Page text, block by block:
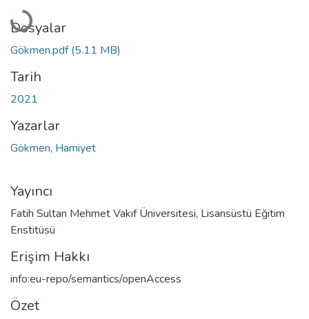
Yükleniyor...
Dosyalar
Gökmen.pdf(5.11 MB)
Tarih
2021
Yazarlar
Gökmen, Hamiyet
Yayıncı
Fatih Sultan Mehmet Vakıf Üniversitesi, Lisansüstü Eğitim
Enstitüsü
Erişim Hakkı
info:eu-repo/semantics/openAccess
Özet